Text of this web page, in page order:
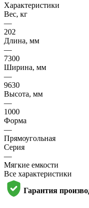
Характеристики
Вес, кг
—
202
Длина, мм
—
7300
Ширина, мм
—
9630
Высота, мм
—
1000
Форма
—
Прямоугольная
Серия
—
Мягкие емкости
Все характеристики
Гарантия